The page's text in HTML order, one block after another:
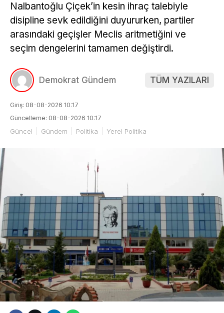
Nalbantoğlu Çiçek’in kesin ihraç talebiyle
disipline sevk edildiğini duyururken, partiler
arasındaki geçişler Meclis aritmetiğini ve
seçim dengelerini tamamen değiştirdi.
Demokrat Gündem TÜM YAZILARI
Giriş: 08-08-2026 10:17
Güncelleme: 08-08-2026 10:17
Güncel Gündem Politika Yerel Politika